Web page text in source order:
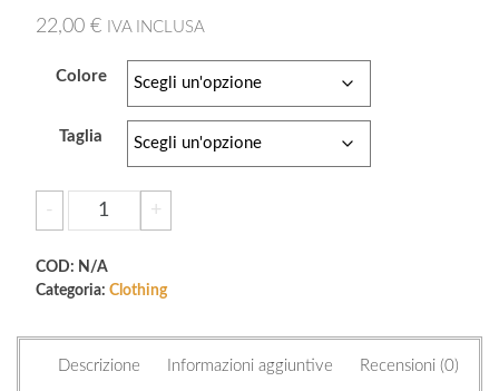
22,00 € IVA INCLUSA
Colore
Taglia
-
Canotta
donna
a
microcostine
+
COD: N/A
Categoria: Clothing
Descrizione Informazioni aggiuntive Recensioni (0)